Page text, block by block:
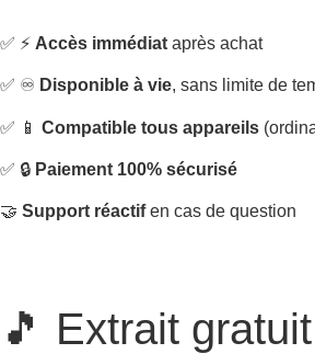
✅ ⚡ Accès immédiat après achat
✅ ♾️ Disponible à vie, sans limite de
✅ 📱 Compatible tous appareils
✅ 🔒 Paiement 100% sécurisé
🤝 Support réactifen cas de question
🎵 Extrait gratuit